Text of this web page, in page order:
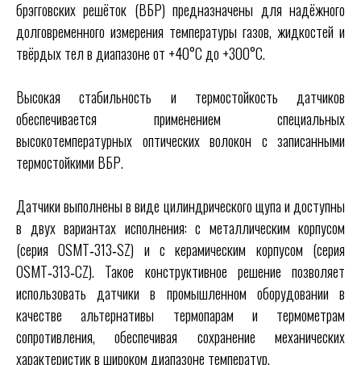
брэгговских решёток (ВБР) предназначены для надёжного
долговременного измерения температуры газов, жидкостей и
твёрдых тел в диапазоне от +40°C до +300°C.
Высокая стабильность и термостойкость датчиков
обеспечивается применением специальных
высокотемпературных оптических волокон с записанными
термостойкими ВБР.
Датчики выполнены в виде цилиндрического щупа и доступны
в двух вариантах исполнения: с металлическим корпусом
(серия OSMT‑313‑SZ) и с керамическим корпусом (серия
OSMT‑313‑CZ). Такое конструктивное решение позволяет
использовать датчики в промышленном оборудовании в
качестве альтернативы термопарам и термометрам
сопротивления, обеспечивая сохранение механических
характеристик в широком диапазоне температур.